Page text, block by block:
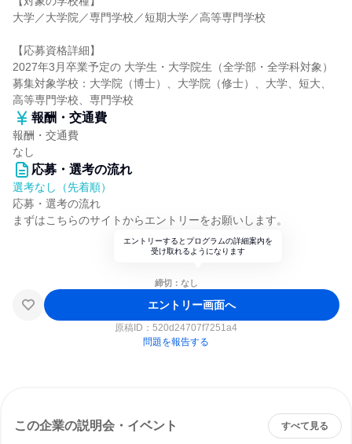
大学／大学院／専門学校／短期大学／高等専門学校
【応募資格詳細】
2027年3月卒業予定の 大学生・大学院生（全学部・全学科対象）
募集対象学校：大学院（博士）、大学院（修士）、大学、短大、
高等専門学校、専門学校
報酬・交通費
報酬・交通費
なし
応募・選考の流れ
選考なし（先着順）
応募・選考の流れ
まずはこちらのサイトからエントリーをお願いします。
エントリーするとプログラムの詳細案内を
受け取れるようになります
締切：なし
エントリー画面へ
原稿ID： 520d24707f7251a4
問題を報告する
この企業の説明会・イベント すべて見る